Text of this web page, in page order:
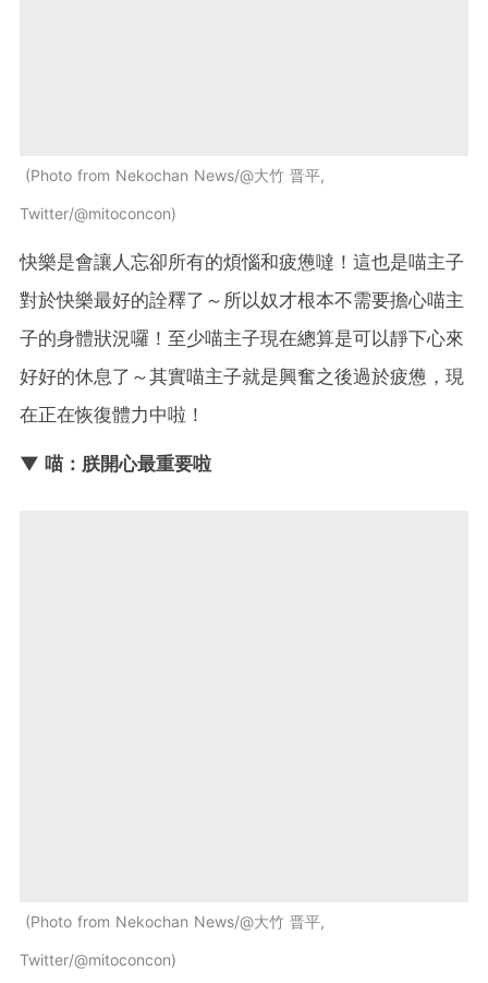
Photo from Nekochan News/@大竹 晋平,
Twitter/@mitoconcon
快樂是會讓人忘卻所有的煩惱和疲憊噠！這也是喵主子
對於快樂最好的詮釋了～所以奴才根本不需要擔心喵主
子的身體狀況囉！至少喵主子現在總算是可以靜下心來
好好的休息了～其實喵主子就是興奮之後過於疲憊，現
在正在恢復體力中啦！
▼ 喵：朕開心最重要啦
Photo from Nekochan News/@大竹 晋平,
Twitter/@mitoconcon